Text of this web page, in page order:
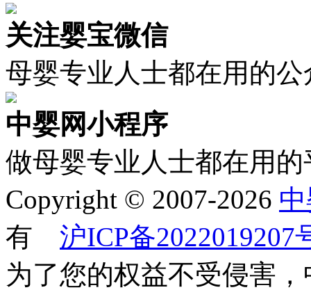
关注婴宝微信
母婴专业人士都在用的公
中婴网小程序
做母婴专业人士都在用的
Copyright © 2007-2026
有 沪ICP备2022019207
为了您的权益不受侵害